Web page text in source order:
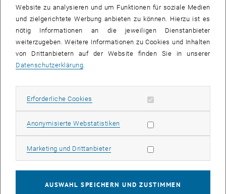
Autoren, dass die dynamische strukturelle Entwicklung,
Defekten und der Entstehung offener Metallstellen, unter
Betriebsbedingungen oft die eigentlichen katalytischen Spezies
hervorbringt.
um diese vorübergehenden Umwandlungen zu erfassen und zu
Website zu analysieren und um Funktionen für soziale Medien
und zielgerichtete Werbung anbieten zu können. Hierzu ist es
nötig Informationen an die jeweiligen Dienstanbieter
weiterzugeben. Weitere Informationen zu Cookies und Inhalten
von Drittanbietern auf der Website finden Sie in unserer
Datenschutzerklärung.
Erforderliche Cookies Erforderliche Cookies zulassen
Anonymisierte WebstatistikenStatistik Cookies zulassen
Marketing und DrittanbieterMarketing Cookies zulassen
AUSWAHL SPEICHERN UND ZUSTIMMEN